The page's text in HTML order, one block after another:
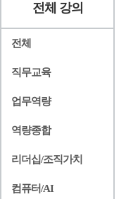
전체 강의
전체
직무교육
업무역량
역량종합
리더십/조직가치
컴퓨터/AI